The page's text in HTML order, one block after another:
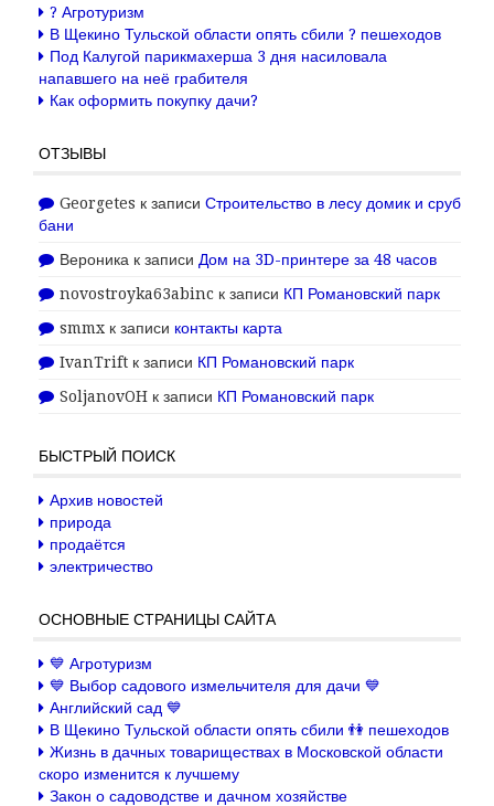
? Агротуризм
В Щекино Тульской области опять сбили ? пешеходов
Под Калугой парикмахерша 3 дня насиловала
напавшего на неё грабителя
Как оформить покупку дачи?
ОТЗЫВЫ
Georgetes к записи Строительство в лесу домик и сруб
бани
Вероника к записи Дом на 3D-принтере за 48 часов
novostroyka63abinc к записи КП Романовский парк
smmx к записи контакты карта
IvanTrift к записи КП Романовский парк
SoljanovOH к записи КП Романовский парк
БЫСТРЫЙ ПОИСК
Архив новостей
природа
продаётся
электричество
ОСНОВНЫЕ СТРАНИЦЫ САЙТА
💙 Агротуризм
💙 Выбор садового измельчителя для дачи 💙
Английский сад 💙
В Щекино Тульской области опять сбили 👫 пешеходов
Жизнь в дачных товариществах в Московской области
скоро изменится к лучшему
Закон о садоводстве и дачном хозяйстве